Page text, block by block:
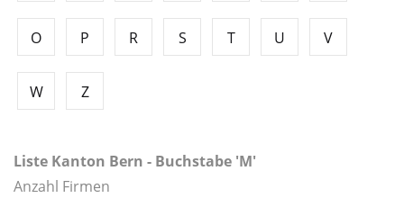
O P R S T U V
W Z
Liste Kanton Bern - Buchstabe 'M'
Anzahl Firmen